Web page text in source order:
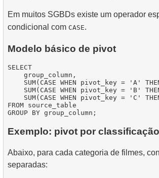
Em muitos SGBDs existe um operador
condicional com CASE.
Modelo básico de pivot
SELECT
    group_column,
SUM(CASE WHEN pivot_key = 'A'
SUM(CASE WHEN pivot_key = 'B'
SUM(CASE WHEN pivot_key = 'C'
FROM source_table
Exemplo: pivot por
Abaixo, para cada categoria de filmes,
separadas: